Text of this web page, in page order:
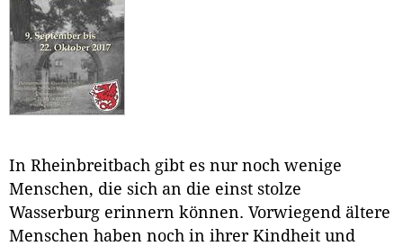
In Rheinbreitbach gibt es nur noch wenige
Menschen, die sich an die einst stolze
Wasserburg erinnern können. Vorwiegend ältere
Menschen haben noch in ihrer Kindheit und